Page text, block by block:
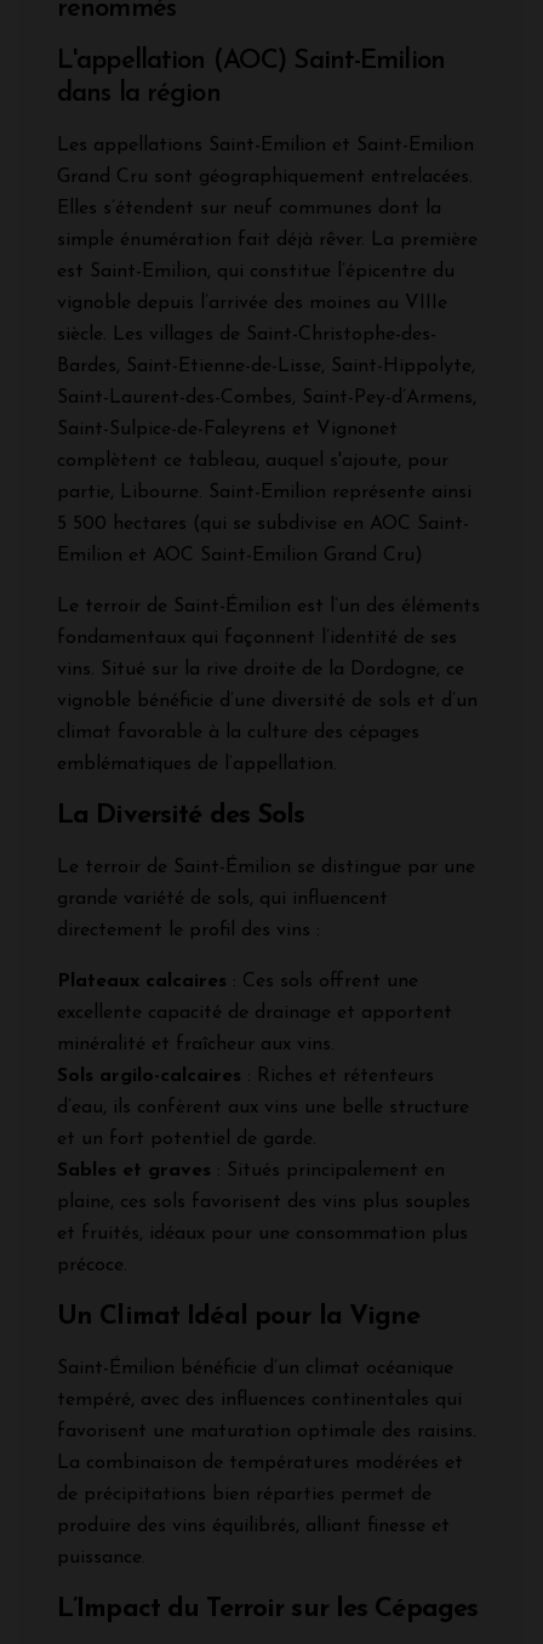
renommés
L'appellation (AOC) Saint-Emilion
dans la région
Les appellations Saint-Emilion et Saint-Emilion
Grand Cru sont géographiquement entrelacées.
Elles s’étendent sur neuf communes dont la
simple énumération fait déjà rêver. La première
est Saint-Emilion, qui constitue l’épicentre du
vignoble depuis l’arrivée des moines au VIIIe
siècle. Les villages de Saint-Christophe-des-
Bardes, Saint-Etienne-de-Lisse, Saint-Hippolyte,
Saint-Laurent-des-Combes, Saint-Pey-d’Armens,
Saint-Sulpice-de-Faleyrens et Vignonet
complètent ce tableau, auquel s'ajoute, pour
partie, Libourne. Saint-Emilion représente ainsi
5 500 hectares (qui se subdivise en AOC Saint-
Emilion et AOC Saint-Emilion Grand Cru)
Le terroir de Saint-Émilion est l’un des éléments
fondamentaux qui façonnent l’identité de ses
vins. Situé sur la rive droite de la Dordogne, ce
vignoble bénéficie d’une diversité de sols et d’un
climat favorable à la culture des cépages
emblématiques de l’appellation.
La Diversité des Sols
Le terroir de Saint-Émilion se distingue par une
grande variété de sols, qui influencent
directement le profil des vins :
Plateaux calcaires : Ces sols offrent une
excellente capacité de drainage et apportent
minéralité et fraîcheur aux vins.
Sols argilo-calcaires : Riches et rétenteurs
d’eau, ils confèrent aux vins une belle structure
et un fort potentiel de garde.
Sables et graves : Situés principalement en
plaine, ces sols favorisent des vins plus souples
et fruités, idéaux pour une consommation plus
précoce.
Un Climat Idéal pour la Vigne
Saint-Émilion bénéficie d’un climat océanique
tempéré, avec des influences continentales qui
favorisent une maturation optimale des raisins.
La combinaison de températures modérées et
de précipitations bien réparties permet de
produire des vins équilibrés, alliant finesse et
puissance.
L’Impact du Terroir sur les Cépages